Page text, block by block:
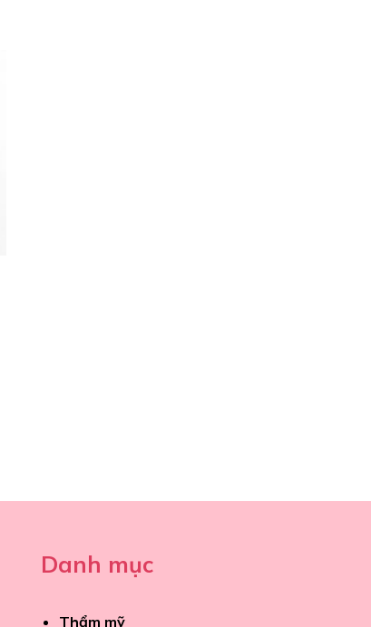
Danh mục
Thẩm mỹ